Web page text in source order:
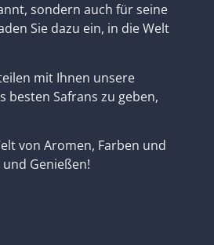
sondern auch für seine
Sie dazu ein, in die Welt
mit Ihnen unsere
besten Safrans zu geben,
von Aromen, Farben und
Genießen!